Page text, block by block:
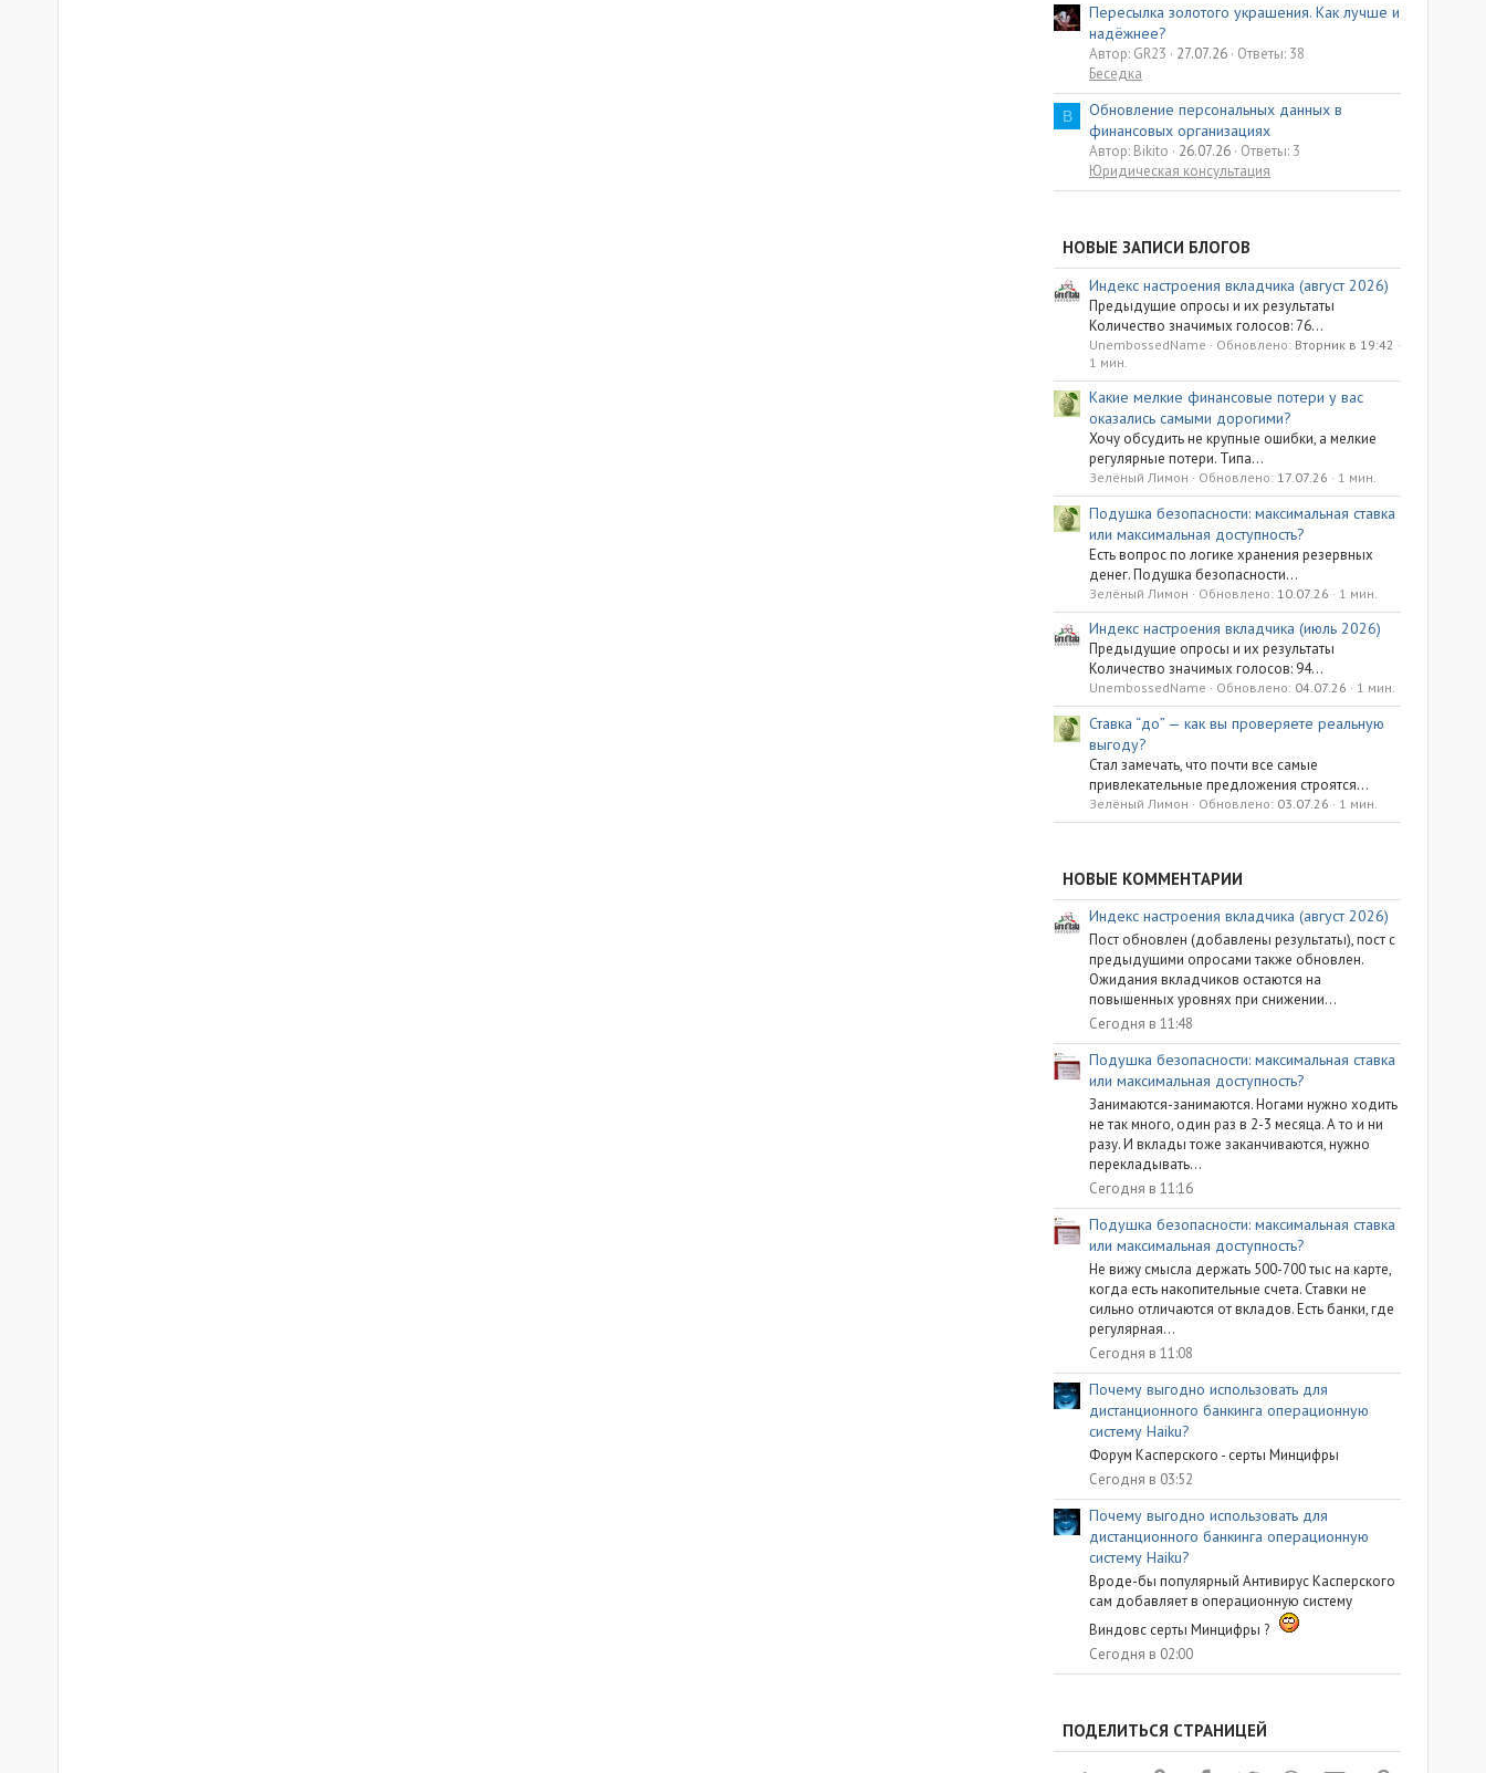
Пересылка золотого украшения. Как лучше и
надёжнее?
Автор: GR23 27.07.26 Ответы: 38
Беседка
B
Обновление персональных данных в
финансовых организациях
Автор: Bikito 26.07.26 Ответы: 3
Юридическая консультация
НОВЫЕ ЗАПИСИ БЛОГОВ
Индекс настроения вкладчика (август 2026)
Предыдущие опросы и их результаты
Количество значимых голосов: 76...
UnembossedName Обновлено: Вторник в 19:42
1 мин.
Какие мелкие финансовые потери у вас
оказались самыми дорогими?
Хочу обсудить не крупные ошибки, а мелкие
регулярные потери. Типа...
Зелёный Лимон Обновлено: 17.07.26 1 мин.
Подушка безопасности: максимальная ставка
или максимальная доступность?
Есть вопрос по логике хранения резервных
денег. Подушка безопасности...
Зелёный Лимон Обновлено: 10.07.26 1 мин.
Индекс настроения вкладчика (июль 2026)
Предыдущие опросы и их результаты
Количество значимых голосов: 94...
UnembossedName Обновлено: 04.07.26 1 мин.
Ставка “до” — как вы проверяете реальную
выгоду?
Стал замечать, что почти все самые
привлекательные предложения строятся...
Зелёный Лимон Обновлено: 03.07.26 1 мин.
НОВЫЕ КОММЕНТАРИИ
Индекс настроения вкладчика (август 2026)
Пост обновлен (добавлены результаты), пост с
предыдущими опросами также обновлен.
Ожидания вкладчиков остаются на
повышенных уровнях при снижении...
Сегодня в 11:48
Подушка безопасности: максимальная ставка
или максимальная доступность?
Занимаются-занимаются. Ногами нужно ходить
не так много, один раз в 2-3 месяца. А то и ни
разу. И вклады тоже заканчиваются, нужно
перекладывать...
Сегодня в 11:16
Подушка безопасности: максимальная ставка
или максимальная доступность?
Не вижу смысла держать 500-700 тыс на карте,
когда есть накопительные счета. Ставки не
сильно отличаются от вкладов. Есть банки, где
регулярная...
Сегодня в 11:08
Почему выгодно использовать для
дистанционного банкинга операционную
систему Haiku?
Форум Касперского - серты Минцифры
Сегодня в 03:52
Почему выгодно использовать для
дистанционного банкинга операционную
систему Haiku?
Вроде-бы популярный Антивирус Касперского
сам добавляет в операционную систему
Виндовс серты Минцифры ?
Сегодня в 02:00
ПОДЕЛИТЬСЯ СТРАНИЦЕЙ